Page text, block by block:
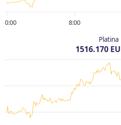
0:00 8:00
Platina
1516.170